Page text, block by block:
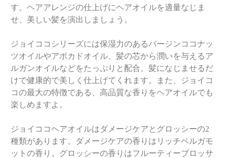
す。ヘアアレンジの仕上げにヘアオイルを適量なじま
せ、美しい髪を演出しましょう。
ジョイココシリーズには保湿力のあるバージンココナッ
ツオイルやアボカドオイル、髪の芯から潤いを与えるア
ルガンオイルなどをたっぷりと配合。髪になじませるだ
けで健康的で美しく仕上げてくれます。また、ジョイコ
コの最大の特徴である、高品質な香りをヘアオイルでも
楽しめますよ。
ジョイココヘアオイルはダメージケアとグロッシーの2
種類があります。ダメージケアの香りはリッチベルガモ
ットの香り。グロッシーの香りはフルーティーブロッサ